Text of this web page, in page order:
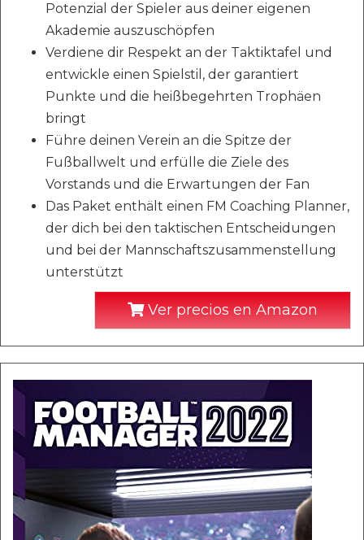
Potenzial der Spieler aus deiner eigenen
Akademie auszuschöpfen
Verdiene dir Respekt an der Taktiktafel und
entwickle einen Spielstil, der garantiert
Punkte und die heißbegehrten Trophäen
bringt
Führe deinen Verein an die Spitze der
Fußballwelt und erfülle die Ziele des
Vorstands und die Erwartungen der Fan
Das Paket enthält einen FM Coaching Planner,
der dich bei den taktischen Entscheidungen
und bei der Mannschaftszusammenstellung
unterstützt
Ver precios en Amazon